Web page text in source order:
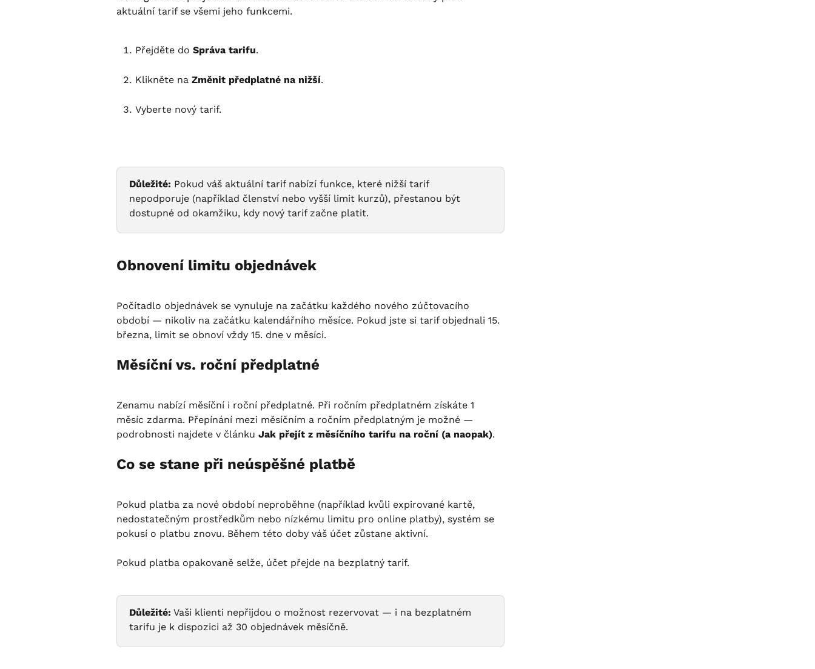
aktuální tarif se všemi jeho funkcemi.
Přejděte do Správa tarifu.
Klikněte na Změnit předplatné na nižší.
Vyberte nový tarif.
Důležité: Pokud váš aktuální tarif nabízí funkce, které nižší tarif
nepodporuje (například členství nebo vyšší limit kurzů), přestanou být
dostupné od okamžiku, kdy nový tarif začne platit.
Obnovení limitu objednávek
Počítadlo objednávek se vynuluje na začátku každého nového zúčtovacího
období — nikoliv na začátku kalendářního měsíce. Pokud jste si tarif objednali 15.
března, limit se obnoví vždy 15. dne v měsíci.
Měsíční vs. roční předplatné
Zenamu nabízí měsíční i roční předplatné. Při ročním předplatném získáte 1
měsíc zdarma. Přepínání mezi měsíčním a ročním předplatným je možné —
podrobnosti najdete v článku Jak přejít z měsíčního tarifu na roční (a naopak).
Co se stane při neúspěšné platbě
Pokud platba za nové období neproběhne (například kvůli expirované kartě,
nedostatečným prostředkům nebo nízkému limitu pro online platby), systém se
pokusí o platbu znovu. Během této doby váš účet zůstane aktivní.
Pokud platba opakovaně selže, účet přejde na bezplatný tarif.
Důležité: Vaši klienti nepřijdou o možnost rezervovat — i na bezplatném
tarifu je k dispozici až 30 objednávek měsíčně.